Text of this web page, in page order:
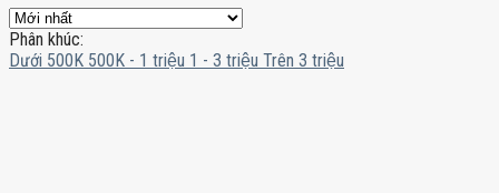
Phân khúc:
Dưới 500K 500K - 1 triệu 1 - 3 triệu Trên 3 triệu